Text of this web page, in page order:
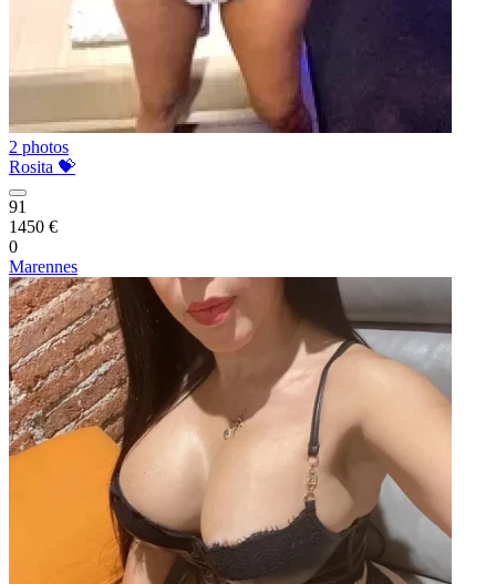
2 photos
Rosita 💝
91
1450 €
0
Marennes